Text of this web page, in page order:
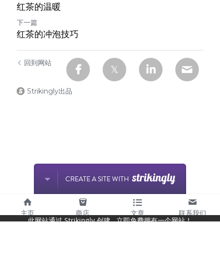
红茶的温暖
下一篇
红茶的冲泡技巧
回到网站
Strikingly出品
CREATE A SITE WITH
此网站通过 Strikingly 创建. 立即免费拥有一个网站！
主页 商店 文章 联系我们